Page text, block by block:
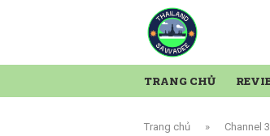
TRANG CHỦ
Trang chủ » Channel